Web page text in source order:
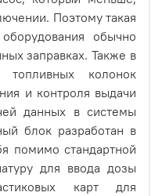
Поэтому такая
обычно
заправках. Также в
топливных колонок
и контроля выдачи
данных в системы
блок разработан в
помимо стандартной
для ввода дозы
карт для